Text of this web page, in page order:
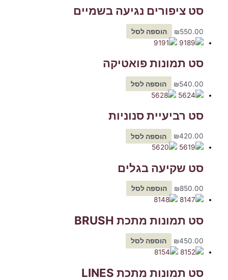
סט ציפורים נגיעה בשמיים
₪550.00 הוספה לסל
סט תמונות פואטיקה
₪540.00 הוספה לסל
סט רביעיית סנוניות
₪420.00 הוספה לסל
סט שקיעה בגלים
₪850.00 הוספה לסל
סט תמונות מתכת BRUSH
₪450.00 הוספה לסל
סט תמונות מתכת LINES